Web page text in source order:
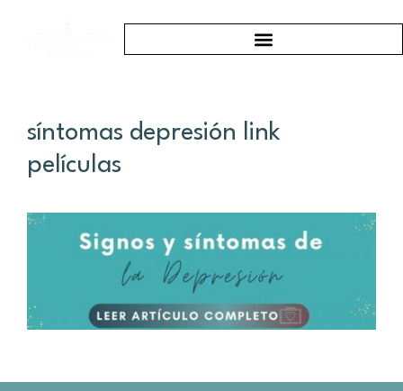
síntomas depresión link
películas